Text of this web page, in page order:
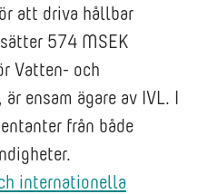
att driva hållbar
574 MSEK
Vatten- och
ensam ägare av IVL. I
från både
internationella